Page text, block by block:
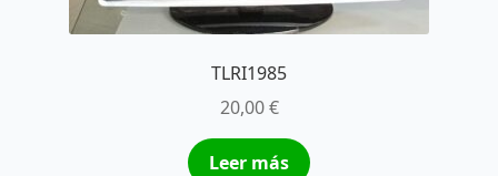
TLRI1985
20,00€
Leer más